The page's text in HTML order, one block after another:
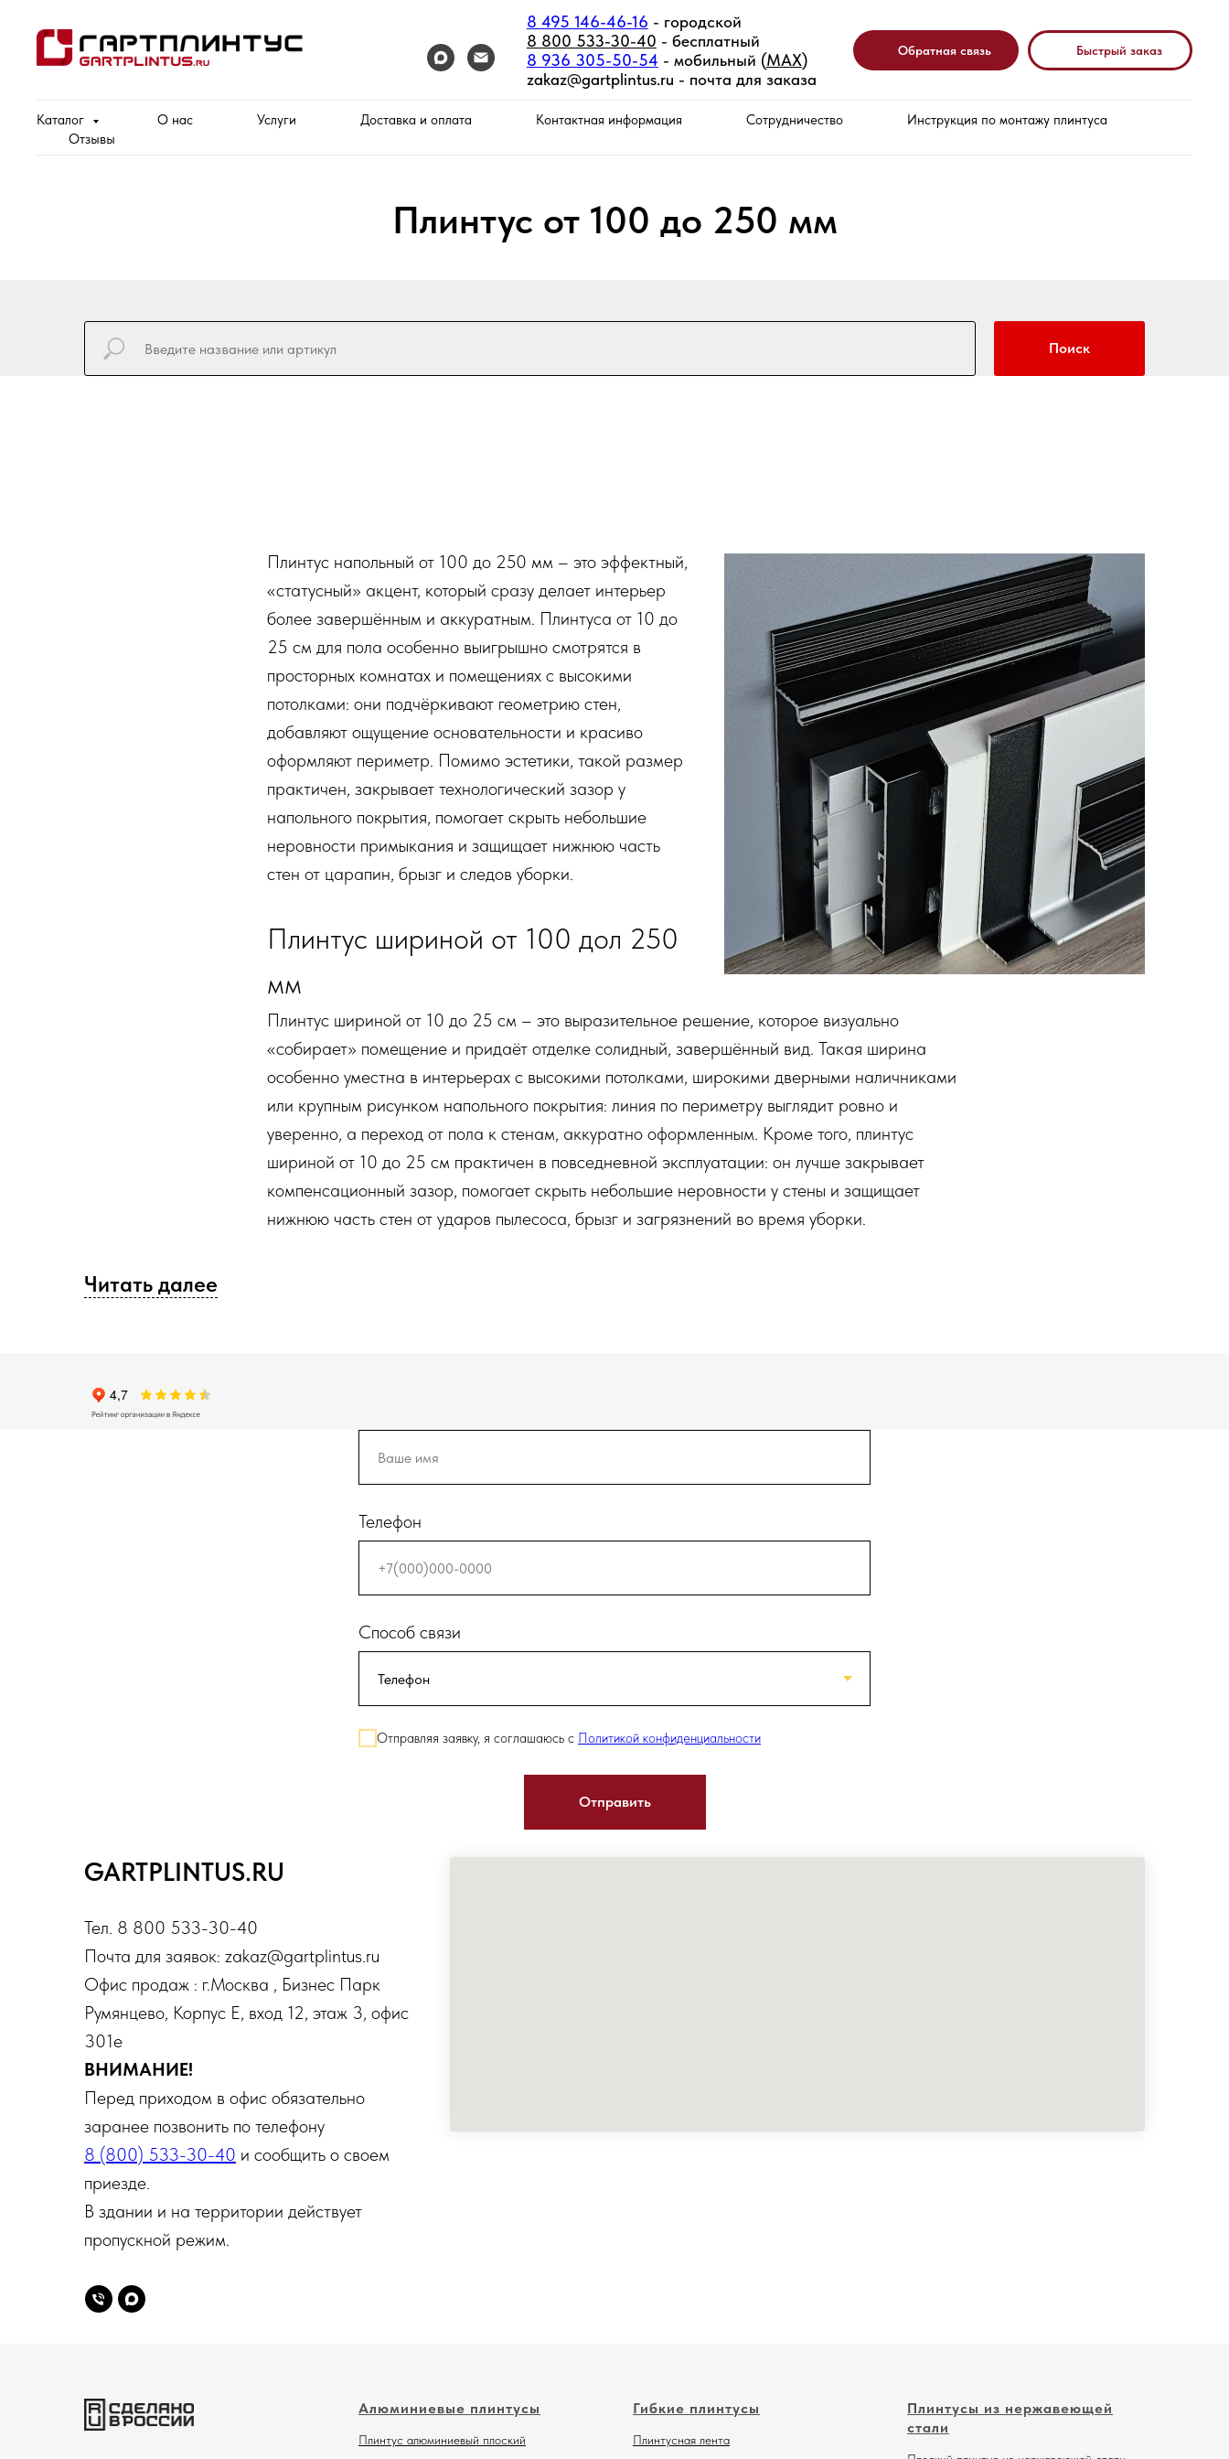
8 495 146-46-16 - городской
8 800 533-30-40 - бесплатный
8 936 305-50-54 - мобильный (MAX)
zakaz@gartplintus.ru - почта для заказа
Обратная связь Быстрый заказ
Каталог О нас Услуги Доставка и оплата Контактная информация Сотрудничество
Инструкция по монтажу плинтуса
Отзывы
Плинтус от 100 до 250 мм
Поиск
Плинтус напольный от 100 до 250 мм – это эффектный,
«статусный» акцент, который сразу делает интерьер
более завершённым и аккуратным. Плинтуса от 10 до
25 см для пола особенно выигрышно смотрятся в
просторных комнатах и помещениях с высокими
потолками: они подчёркивают геометрию стен,
добавляют ощущение основательности и красиво
оформляют периметр. Помимо эстетики, такой размер
практичен, закрывает технологический зазор у
напольного покрытия, помогает скрыть небольшие
неровности примыкания и защищает нижнюю часть
стен от царапин, брызг и следов уборки.
Плинтус шириной от 100 дол 250
мм
Плинтус шириной от 10 до 25 см – это выразительное решение, которое визуально
«собирает» помещение и придаёт отделке солидный, завершённый вид. Такая ширина
особенно уместна в интерьерах с высокими потолками, широкими дверными наличниками
или крупным рисунком напольного покрытия: линия по периметру выглядит ровно и
уверенно, а переход от пола к стенам, аккуратно оформленным. Кроме того, плинтус
шириной от 10 до 25 см практичен в повседневной эксплуатации: он лучше закрывает
компенсационный зазор, помогает скрыть небольшие неровности у стены и защищает
нижнюю часть стен от ударов пылесоса, брызг и загрязнений во время уборки.
Читать далее
Телефон
Способ связи
Отправляя заявку, я соглашаюсь с Политикой конфиденциальности
Отправить
GARTPLINTUS.RU
Тел. 8 800 533-30-40
Почта для заявок: zakaz@gartplintus.ru
Офис продаж : г.Москва , Бизнес Парк
Румянцево, Корпус Е, вход 12, этаж 3, офис
301е
ВНИМАНИЕ!
Перед приходом в офис обязательно
заранее позвонить по телефону
8 (800) 533-30-40 и сообщить о своем
приезде.
В здании и на территории действует
пропускной режим.
Алюминиевые плинтусы
Плинтус алюминиевый плоский
Гибкие плинтусы
Плинтусная лента
Плинтусы из нержавеющей
стали